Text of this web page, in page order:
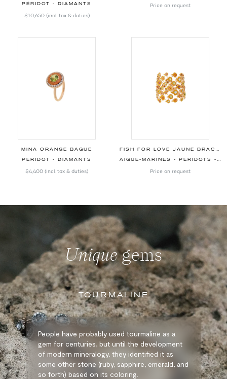
PÉRIDOT - DIAMANTS
$10,650 (incl. tax & duties)
Price on request
MINA ORANGE BAGUE
PERIDOT - DIAMANTS
$4,400 (incl. tax & duties)
FISH FOR LOVE JAUNE BRACELET
AIGUE-MARINES - PERIDOTS - GARNETS - TOURMALINES - SAPHIRS
Price on request
Uniquegems
TOURMALINE
People have probably used tourmaline as a
gem for centuries, but until the development
of modern mineralogy, they identified it as
some other stone (ruby, sapphire, emerald, and
so forth) based on its coloring.